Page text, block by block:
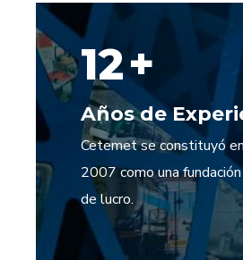
13+
Años de
Cetemet se constituyó
2007 como una
de lucro.